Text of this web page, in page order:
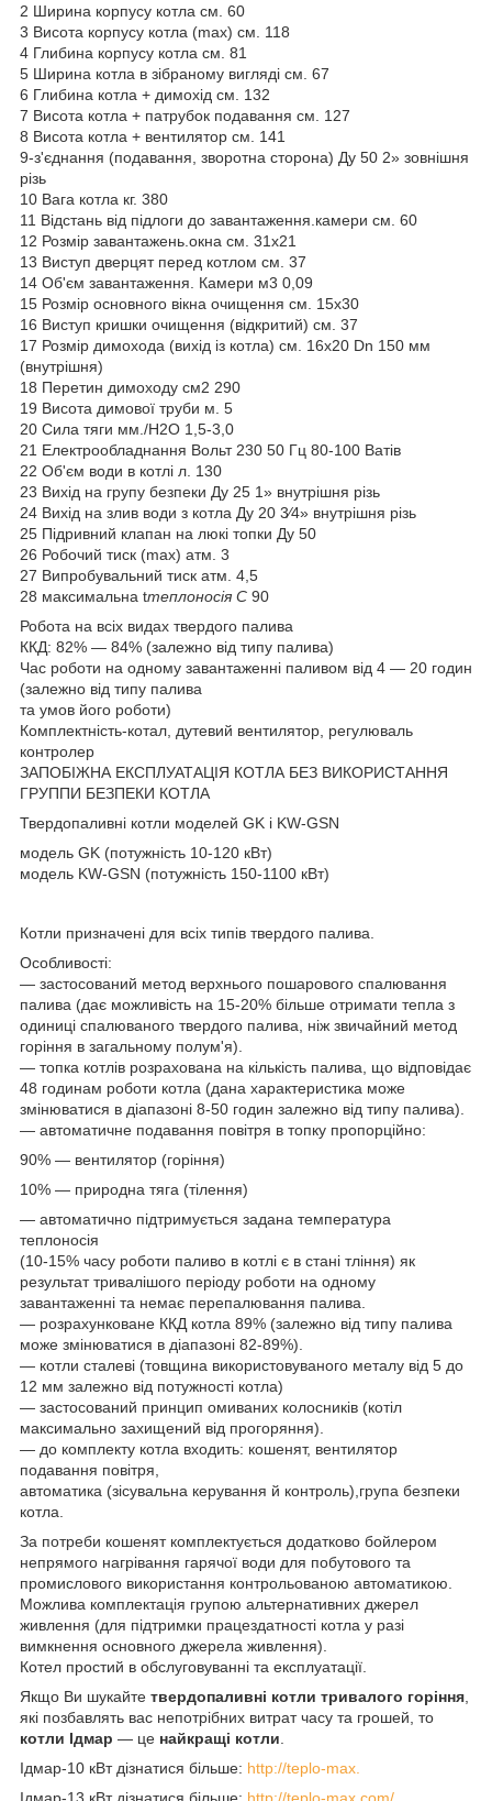
2 Ширина корпусу котла см. 60
3 Висота корпусу котла (max) см. 118
4 Глибина корпусу котла см. 81
5 Ширина котла в зібраному вигляді см. 67
6 Глибина котла + димохід см. 132
7 Висота котла + патрубок подавання см. 127
8 Висота котла + вентилятор см. 141
9-з'єднання (подавання, зворотна сторона) Ду 50 2» зовнішня
різь
10 Вага котла кг. 380
11 Відстань від підлоги до завантаження.камери см. 60
12 Розмір завантажень.окна см. 31х21
13 Виступ дверцят перед котлом см. 37
14 Об'єм завантаження. Камери м3 0,09
15 Розмір основного вікна очищення см. 15х30
16 Виступ кришки очищення (відкритий) см. 37
17 Розмір димохода (вихід із котла) см. 16х20 Dn 150 мм
(внутрішня)
18 Перетин димоходу см2 290
19 Висота димової труби м. 5
20 Сила тяги мм./Н2О 1,5-3,0
21 Електрообладнання Вольт 230 50 Гц 80-100 Ватів
22 Об'єм води в котлі л. 130
23 Вихід на групу безпеки Ду 25 1» внутрішня різь
24 Вихід на злив води з котла Ду 20 3⁄4» внутрішня різь
25 Підривний клапан на люкі топки Ду 50
26 Робочий тиск (max) атм. 3
27 Випробувальний тиск атм. 4,5
28 максимальна tтеплоносія С 90
Робота на всіх видах твердого палива
ККД: 82% — 84% (залежно від типу палива)
Час роботи на одному завантаженні паливом від 4 — 20 годин
(залежно від типу палива
та умов його роботи)
Комплектність-котал, дутевий вентилятор, регулюваль
контролер
ЗАПОБІЖНА ЕКСПЛУАТАЦІЯ КОТЛА БЕЗ ВИКОРИСТАННЯ
ГРУППИ БЕЗПЕКИ КОТЛА
Твердопаливні котли моделей GK і KW-GSN
модель GK (потужність 10-120 кВт)
модель KW-GSN (потужність 150-1100 кВт)
Котли призначені для всіх типів твердого палива.
Особливості:
— застосований метод верхнього пошарового спалювання
палива (дає можливість на 15-20% більше отримати тепла з
одиниці спалюваного твердого палива, ніж звичайний метод
горіння в загальному полум'я).
— топка котлів розрахована на кількість палива, що відповідає
48 годинам роботи котла (дана характеристика може
змінюватися в діапазоні 8-50 годин залежно від типу палива).
— автоматичне подавання повітря в топку пропорційно:
90% — вентилятор (горіння)
10% — природна тяга (тілення)
— автоматично підтримується задана температура
теплоносія
(10-15% часу роботи паливо в котлі є в стані тління) як
результат тривалішого періоду роботи на одному
завантаженні та немає перепалювання палива.
— розрахунковане ККД котла 89% (залежно від типу палива
може змінюватися в діапазоні 82-89%).
— котли сталеві (товщина використовуваного металу від 5 до
12 мм залежно від потужності котла)
— застосований принцип омиваних колосників (котіл
максимально захищений від прогоряння).
— до комплекту котла входить: кошенят, вентилятор
подавання повітря,
автоматика (зісувальна керування й контроль),група безпеки
котла.
За потреби кошенят комплектується додатково бойлером
непрямого нагрівання гарячої води для побутового та
промислового використання контрольованою автоматикою.
Можлива комплектація групою альтернативних джерел
живлення (для підтримки працездатності котла у разі
вимкнення основного джерела живлення).
Котел простий в обслуговуванні та експлуатації.
Якщо Ви шукайте твердопаливні котли тривалого горіння
які позбавлять вас непотрібних витрат часу та грошей, то
котли Ідмар — це найкращі котли
Ідмар-10 кВт дізнатися більше: http://teplo-max.
Ідмар-13 кВт дізнатися більше: http://teplo-max.com/